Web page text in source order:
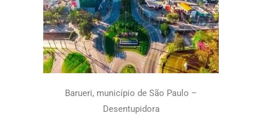
Barueri, município de São Paulo –
Desentupidora